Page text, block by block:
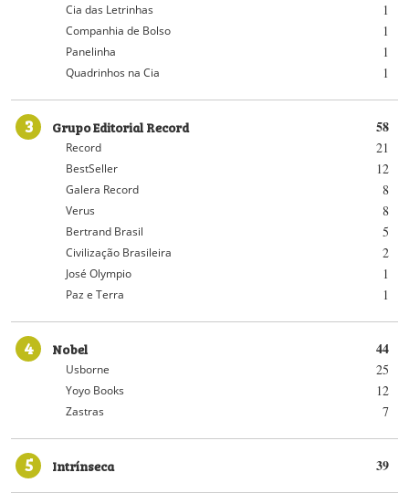
1
Cia das Letrinhas
1
Companhia de Bolso
1
Panelinha
1
Quadrinhos na Cia
3 58
Grupo Editorial Record
21
Record
12
BestSeller
8
Galera Record
8
Verus
5
Bertrand Brasil
2
Civilização Brasileira
1
José Olympio
1
Paz e Terra
4 44
Nobel
25
Usborne
12
Yoyo Books
7
Zastras
5 39
Intrínseca